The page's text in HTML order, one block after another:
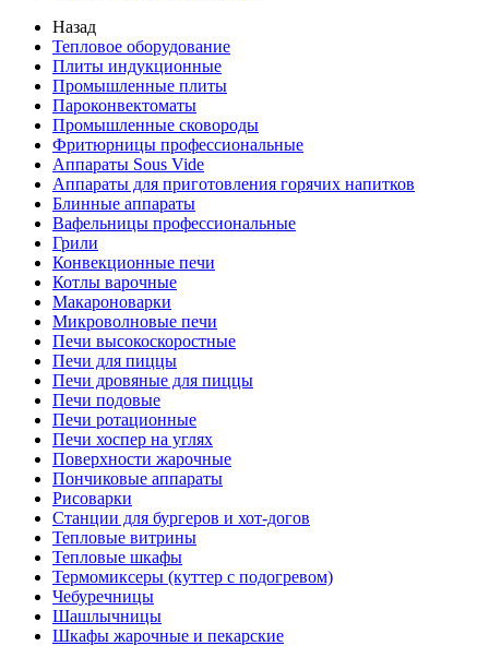
Назад
Тепловое оборудование
Плиты индукционные
Промышленные плиты
Пароконвектоматы
Промышленные сковороды
Фритюрницы профессиональные
Аппараты Sous Vide
Аппараты для приготовления горячих напитков
Блинные аппараты
Вафельницы профессиональные
Грили
Конвекционные печи
Котлы варочные
Макароноварки
Микроволновые печи
Печи высокоскоростные
Печи для пиццы
Печи дровяные для пиццы
Печи подовые
Печи ротационные
Печи хоспер на углях
Поверхности жарочные
Пончиковые аппараты
Рисоварки
Станции для бургеров и хот-догов
Тепловые витрины
Тепловые шкафы
Термомиксеры (куттер с подогревом)
Чебуречницы
Шашлычницы
Шкафы жарочные и пекарские